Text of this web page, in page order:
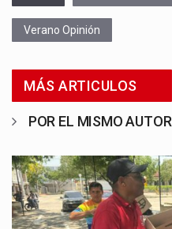
Verano Opinión
MÁS ARTICULOS
POR EL MISMO AUTOR